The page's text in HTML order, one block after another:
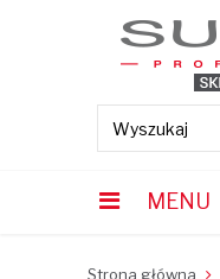
MENU
Strona główna